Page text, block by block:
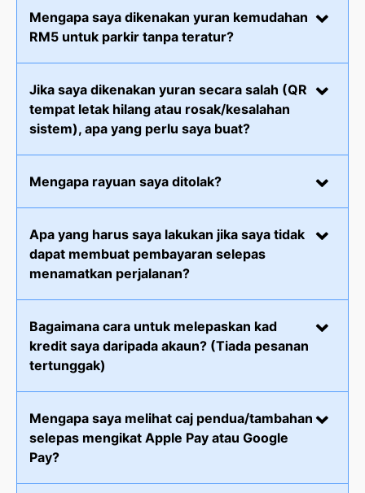
Mengapa saya dikenakan yuran kemudahan
RM5 untuk parkir tanpa teratur?
Jika saya dikenakan yuran secara salah (QR
tempat letak hilang atau rosak/kesalahan
sistem), apa yang perlu saya buat?
Mengapa rayuan saya ditolak?
Apa yang harus saya lakukan jika saya tidak
dapat membuat pembayaran selepas
menamatkan perjalanan?
Bagaimana cara untuk melepaskan kad
kredit saya daripada akaun? (Tiada pesanan
tertunggak)
Mengapa saya melihat caj pendua/tambahan
selepas mengikat Apple Pay atau Google
Pay?